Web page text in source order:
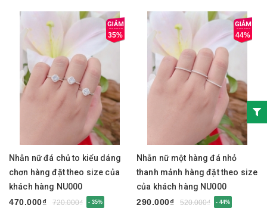
35%
Nhẫn nữ đá chủ to kiểu dáng
chơn hàng đặt theo size của
khách hàng NU000
470.000₫
720.000₫ - 35%
44%
Nhẫn nữ một hàng đá nhỏ
thanh mảnh hàng đặt theo size
của khách hàng NU000
290.000₫
520.000₫ - 44%